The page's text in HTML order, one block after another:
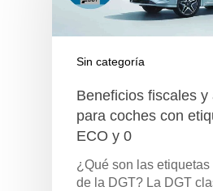
Sin categoría
Beneficios fiscales y
para coches con
ECO y 0
¿Qué son las etiquetas
de la DGT? La DGT